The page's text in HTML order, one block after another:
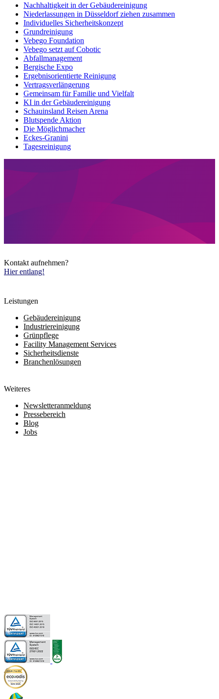
Nachhaltigkeit in der Gebäudereinigung
Niederlassungen in Düsseldorf ziehen zusammen
Individuelles Sicherheitskonzept
Grundreinigung
Vebego Foundation
Vebego setzt auf Cobotic
Abfallmanagement
Bergische Expo
Ergebnisorientierte Reinigung
Vertragsverlängerung
Gemeinsam für Familie und Vielfalt
KI in der Gebäudereinigung
Schauinsland Reisen Arena
Blutspende Aktion
Die Möglichmacher
Eckes-Granini
Tagesreinigung
Kontakt aufnehmen?
Hier entlang!
Leistungen
Gebäudereinigung
Industriereinigung
Grünpflege
Facility Management Services
Sicherheitsdienste
Branchenlösungen
Weiteres
Newsletteranmeldung
Pressebereich
Blog
Jobs